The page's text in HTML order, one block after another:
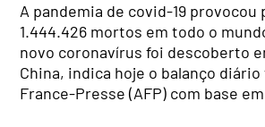
A pandemia de covid-19 provocou
1.444.426 mortos em todo o
novo coronavírus foi descoberto
China, indica hoje o balanço
France-Presse (AFP) com base